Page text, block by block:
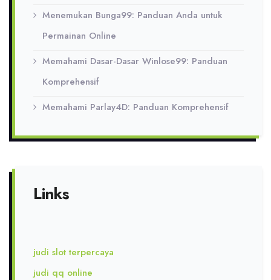
Menemukan Bunga99: Panduan Anda untuk
Permainan Online
Memahami Dasar-Dasar Winlose99: Panduan
Komprehensif
Memahami Parlay4D: Panduan Komprehensif
Links
judi slot terpercaya
judi qq online